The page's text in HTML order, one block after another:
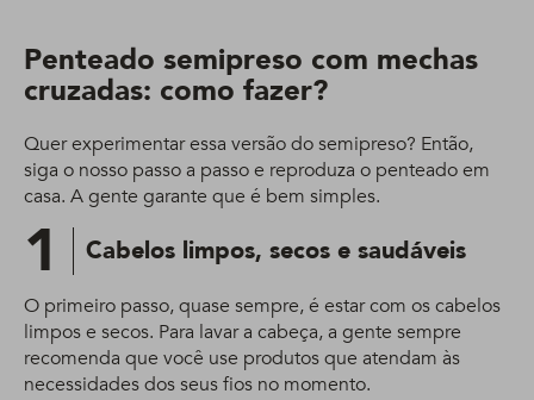
Penteado semipreso com mechas
cruzadas: como fazer?
Quer experimentar essa versão do semipreso? Então,
siga o nosso passo a passo e reproduza o penteado em
casa. A gente garante que é bem simples.
1 Cabelos limpos, secos e saudáveis
O primeiro passo, quase sempre, é estar com os cabelos
limpos e secos. Para lavar a cabeça, a gente sempre
recomenda que você use produtos que atendam às
necessidades dos seus fios no momento.